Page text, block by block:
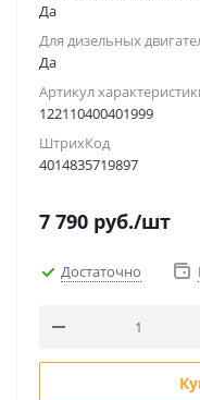
Да
Для дизельных
Да
Артикул
122110400401999
ШтрихКод
4014835719897
7 790 руб./шт
Достаточно